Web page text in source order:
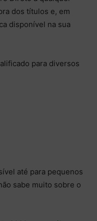
dos títulos e, em
disponível na sua
para diversos
até para pequenos
sabe muito sobre o